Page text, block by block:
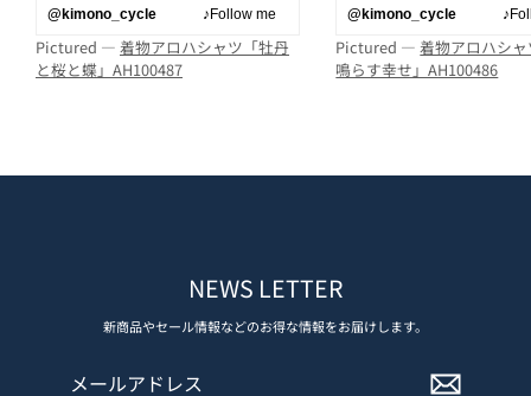
@kimono_cycle ♪Follow me
Pictured — 着物アロハシャツ「牡丹
と桜と蝶」AH100487
@kimono_cycle
Pictured —着物アロハシ
鳴らす幸せ」AH100486
NEWS LETTER
新商品やセール情報などのお得な情報をお届けします。